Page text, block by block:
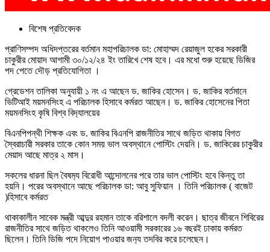
বিশেষ প্রতিবেদক
প্রাণিসম্পদ অধিদপ্তরের বর্তমান মহাপরিচালক ডা: মোহাম্মদ রেয়াজুল হকের সরকারী
চাকুরীর মোয়াদ আগামী ৩০/১২/২৪ ইং তারিখে শেষ হবে। এর মধো শুরু হয়েছে ডিজির
পদ পেতে দৌড় প্রতিযোগিতা ।
গ্রেডেশন তালিকা অনুযায়ী ১ নং এ আছেন ড. জাকির হোসেন। ড. জাকির বর্তমানে
ভিটিআই ময়মনসিংহ এ পরিচালক হিসাবে কর্মরত আছেন। ড. জাকির হোসেনের পিতা
ময়মনসিংহ কৃষি বিশ্ব বিদ‍্যালয়ের
বিএনপিপন্থী শিক্ষক এবং ড. জাকির বিএনপি রাজনীতির সাথে জড়িত থাকায় বিগত
স্বৈরাচারী সরকার তাকে কোন সময় ভাল অবস্থানে পোস্টিং দেয়নি। ড. জাকিরের চাকুরীর
মেয়াদ আছে মাত্র ২ মাস।
সকলের ধারনা ছিল বৈষম‍্য বিরোধী আন্দোলনের পরে তার ভাল পোস্টিং হবে কিন্তু তা
হয়নি। পরের অবস্থানে আছে পরিচালক ডা: আবু সুফিয়ান । তিনি পরিচালক ( বাজেট
)হিসাবে কর্মরত
থাকাকালীন সাবেক মন্ত্রী আব্দুর রহমান তাকে বরিশালে বদলী করেন। ছাত্র জীবনে শিবিরের
রাজনীতির সাথে জড়িত থাকলেও তিনি আওয়ামী সরকারের ১৬ বছরই ঢাকায় কর্মরত
ছিলেন। তিনি ডিজি পদে নিয়োগ পাওয়ার জন‍্য তদবির করে চলেছেন।